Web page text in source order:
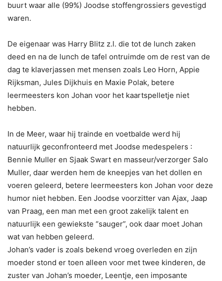
buurt waar alle (99%) Joodse stoffengrossiers gevestigd
waren.
De eigenaar was Harry Blitz z.l. die tot de lunch zaken
deed en na de lunch de tafel ontruimde om de rest van de
dag te klaverjassen met mensen zoals Leo Horn, Appie
Rijksman, Jules Dijkhuis en Maxie Polak, betere
leermeesters kon Johan voor het kaartspelletje niet
hebben.
In de Meer, waar hij trainde en voetbalde werd hij
natuurlijk geconfronteerd met Joodse medespelers :
Bennie Muller en Sjaak Swart en masseur/verzorger Salo
Muller, daar werden hem de kneepjes van het dollen en
voeren geleerd, betere leermeesters kon Johan voor deze
humor niet hebben. Een Joodse voorzitter van Ajax, Jaap
van Praag, een man met een groot zakelijk talent en
natuurlijk een gewiekste “sauger”, ook daar moet Johan
wat van hebben geleerd.
Johan’s vader is zoals bekend vroeg overleden en zijn
moeder stond er toen alleen voor met twee kinderen, de
zuster van Johan’s moeder, Leentje, een imposante